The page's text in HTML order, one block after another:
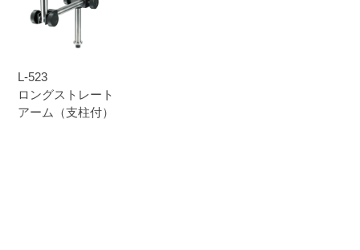
L-523
ロングストレート
アーム（支柱付）